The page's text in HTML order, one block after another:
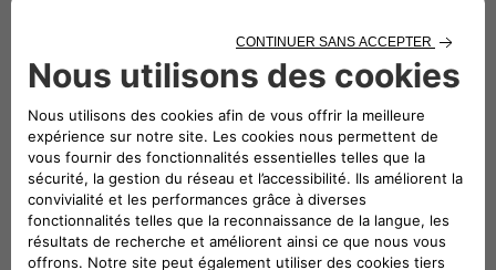
Allemagne
Italie